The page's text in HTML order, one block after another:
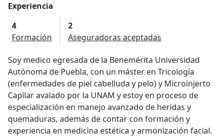
Experiencia
4
Formación
2
Aseguradoras aceptadas
Soy medico egresada de la Benemérita Universidad
Autónoma de Puebla, con un máster en Tricología
(enfermedades de piel cabelluda y pelo) y Microinjerto
Capilar avalado por la UNAM y estoy en proceso de
especialización en manejo avanzado de heridas y
quemaduras, además de contar con formación y
experiencia en medicina estética y armonización facial.